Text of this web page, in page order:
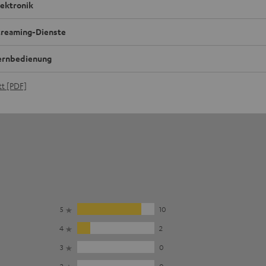
Dienste
[PDF]
5
10
4
2
3
0